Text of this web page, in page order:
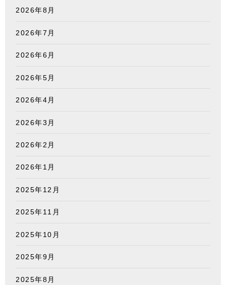
2026年8月
2026年7月
2026年6月
2026年5月
2026年4月
2026年3月
2026年2月
2026年1月
2025年12月
2025年11月
2025年10月
2025年9月
2025年8月